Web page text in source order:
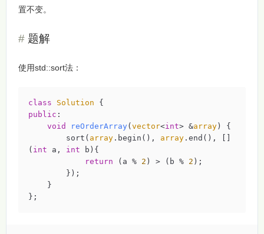
置不变。
题解
使用std::sort法：
class Solution {
public :
void
reOrderArray( vector<int> &array)
{
sort( array.begin(), array.end(), []
( int a, int b){
return (a % 2 ) > (b % 2 );
});
}
};